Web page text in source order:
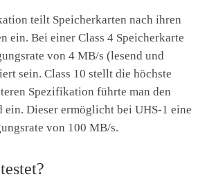
teilt Speicherkarten nach ihren
ein. Bei einer Class 4 Speicherkarte
von 4 MB/s (lesend und
sein. Class 10 stellt die höchste
Spezifikation führte man den
ein. Dieser ermöglicht bei UHS-1 eine
von 100 MB/s.